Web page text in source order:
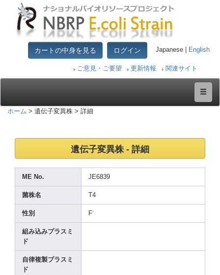
カートの中身を見る ログイン Japanese | English
ご意見・ご要望 更新情報 関連サイト
ホーム > 遺伝子変異株 > 詳細
遺伝子変異株 - 詳細
ME No. JE6839
菌株名 T4
性別 F-
組み込みプラスミ
ド
自律複製プラスミ
ド